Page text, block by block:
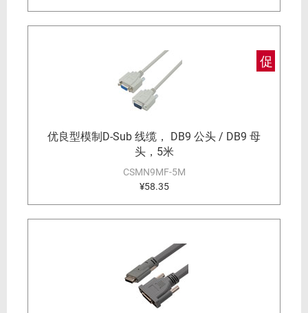
促
优良型模制D-Sub 线缆， DB9 公头 / DB9 母
头，5米
CSMN9MF-5M
¥58.35